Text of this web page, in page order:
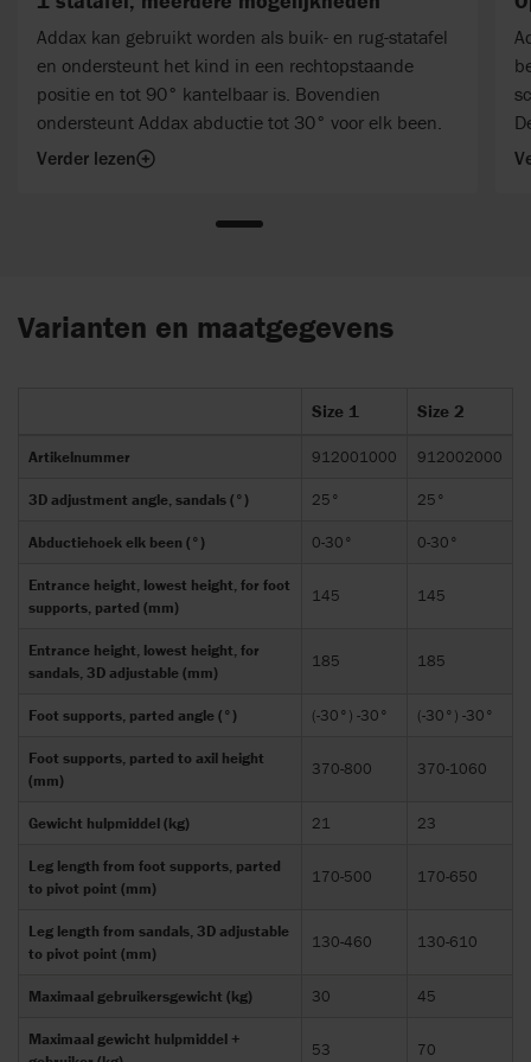
Addax kan gebruikt worden als buik- en rug-statafel
en ondersteunt het kind in een rechtopstaande
positie en tot 90° kantelbaar is. Bovendien
ondersteunt Addax abductie tot 30° voor elk been.
Verder lezen
Varianten en maatgegevens
Size 1 Size 2
Artikelnummer 912001000 912002000
3D adjustment angle, sandals (°) 25° 25°
Abductiehoek elk been (°) 0-30° 0-30°
Entrance height, lowest height, for foot
supports, parted (mm)
145 145
Entrance height, lowest height, for
sandals, 3D adjustable (mm)
185 185
Foot supports, parted angle (°) (-30°) -30° (-30°) -30°
Foot supports, parted to axil height
(mm)
370-800 370-1060
Gewicht hulpmiddel (kg) 21 23
Leg length from foot supports, parted
to pivot point (mm)
170-500 170-650
Leg length from sandals, 3D adjustable
to pivot point (mm)
130-460 130-610
Maximaal gebruikersgewicht (kg) 30 45
Maximaal gewicht hulpmiddel +
53 70